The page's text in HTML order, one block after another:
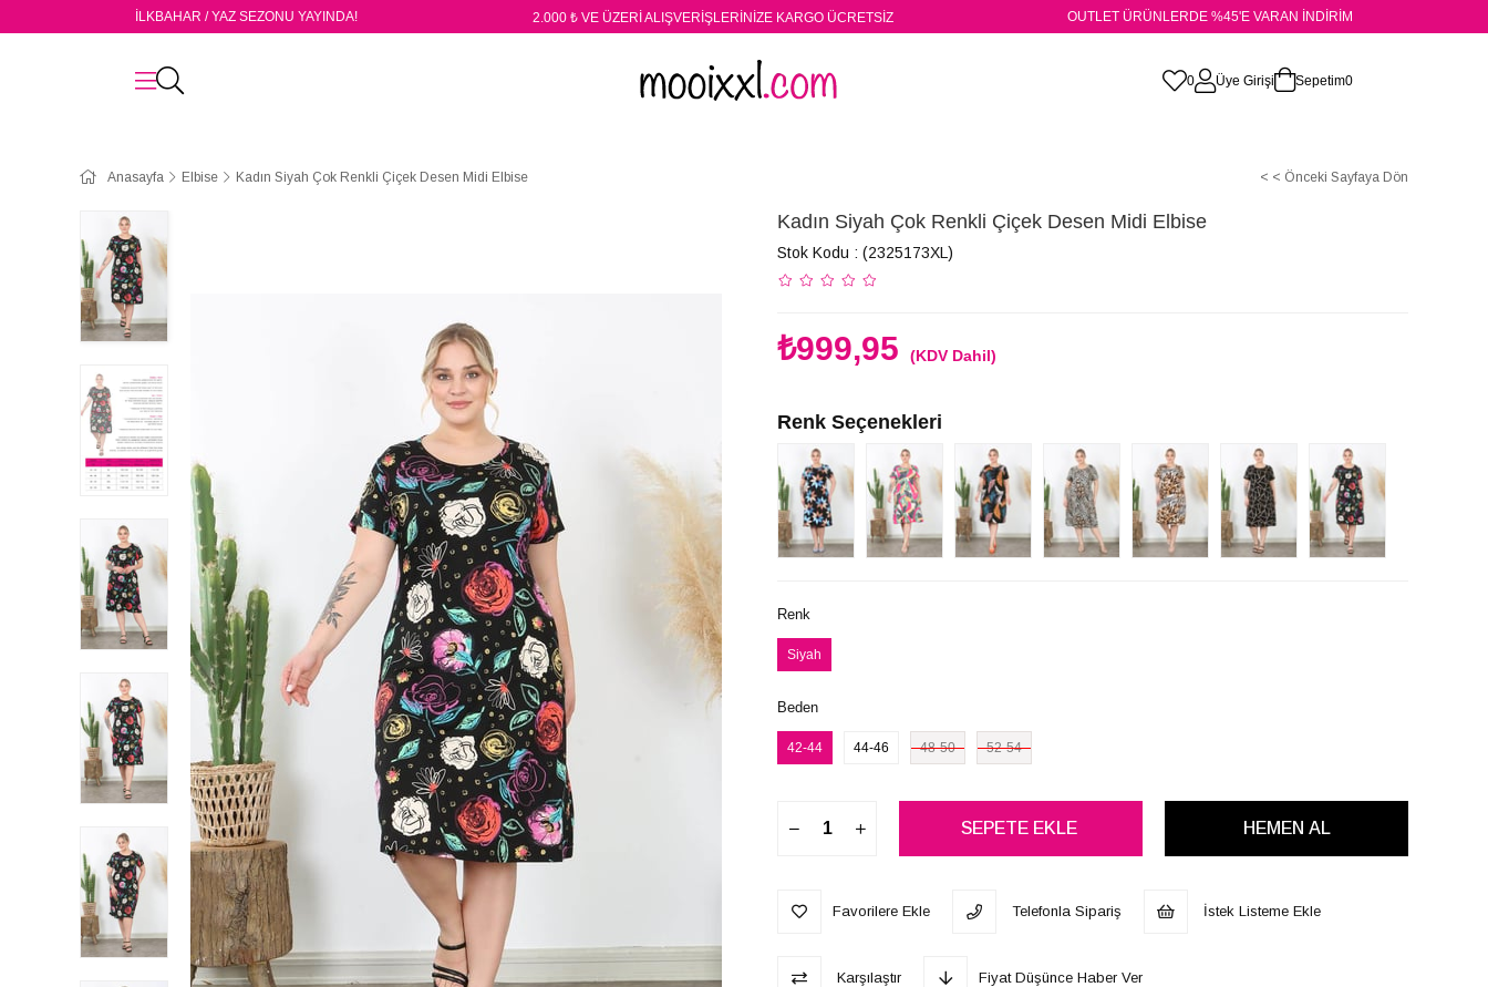
İLKBAHAR / YAZ SEZONU YAYINDA! 2.000 ₺ VE ÜZERİ ALIŞVERİŞLERİNİZE KARGO ÜCRETSİZ OUTLET ÜRÜNLERDE %45'E VARAN İNDİRİM
0 Üye Girişi Sepetim0
Anasayfa Elbise Kadın Siyah Çok Renkli Çiçek Desen Midi Elbise < < Önceki Sayfaya Dön
Kadın Siyah Çok Renkli Çiçek Desen Midi Elbise
Stok Kodu (2325173XL)
₺999,95 (KDV Dahil)
Renk Seçenekleri
Renk
Siyah
Beden
42-44 44-46 48-50 52-54
Favorilere Ekle Telefonla Sipariş İstek Listeme Ekle
Karşılaştır Fiyat Düşünce Haber Ver